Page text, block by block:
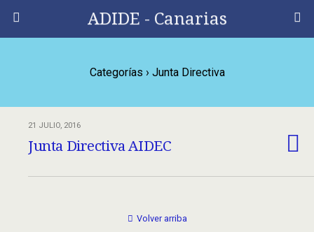
ADIDE - Canarias
Categorías › Junta Directiva
21 JULIO, 2016
Junta Directiva AIDEC
Volver arriba